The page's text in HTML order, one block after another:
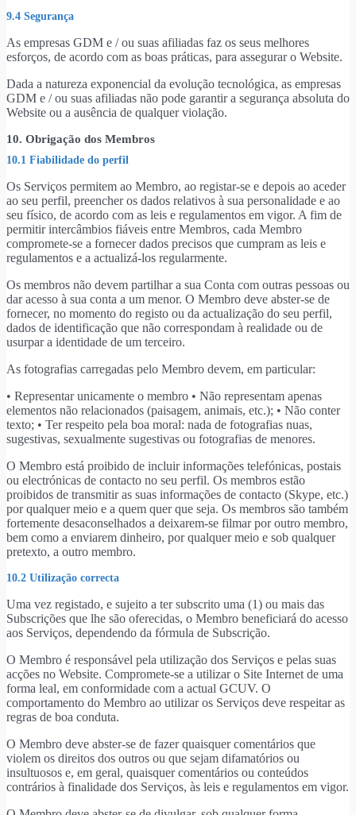
9.4 Segurança
As empresas GDM e / ou suas afiliadas faz os seus melhores
esforços, de acordo com as boas práticas, para assegurar o Website.
Dada a natureza exponencial da evolução tecnológica, as empresas
GDM e / ou suas afiliadas não pode garantir a segurança absoluta do
Website ou a ausência de qualquer violação.
10. Obrigação dos Membros
10.1 Fiabilidade do perfil
Os Serviços permitem ao Membro, ao registar-se e depois ao aceder
ao seu perfil, preencher os dados relativos à sua personalidade e ao
seu físico, de acordo com as leis e regulamentos em vigor. A fim de
permitir intercâmbios fiáveis entre Membros, cada Membro
compromete-se a fornecer dados precisos que cumpram as leis e
regulamentos e a actualizá-los regularmente.
Os membros não devem partilhar a sua Conta com outras pessoas ou
dar acesso à sua conta a um menor. O Membro deve abster-se de
fornecer, no momento do registo ou da actualização do seu perfil,
dados de identificação que não correspondam à realidade ou de
usurpar a identidade de um terceiro.
As fotografias carregadas pelo Membro devem, em particular:
• Representar unicamente o membro • Não representam apenas
elementos não relacionados (paisagem, animais, etc.); • Não conter
texto; • Ter respeito pela boa moral: nada de fotografias nuas,
sugestivas, sexualmente sugestivas ou fotografias de menores.
O Membro está proibido de incluir informações telefónicas, postais
ou electrónicas de contacto no seu perfil. Os membros estão
proibidos de transmitir as suas informações de contacto (Skype, etc.)
por qualquer meio e a quem quer que seja. Os membros são também
fortemente desaconselhados a deixarem-se filmar por outro membro,
bem como a enviarem dinheiro, por qualquer meio e sob qualquer
pretexto, a outro membro.
10.2 Utilização correcta
Uma vez registado, e sujeito a ter subscrito uma (1) ou mais das
Subscrições que lhe são oferecidas, o Membro beneficiará do acesso
aos Serviços, dependendo da fórmula de Subscrição.
O Membro é responsável pela utilização dos Serviços e pelas suas
acções no Website. Compromete-se a utilizar o Site Internet de uma
forma leal, em conformidade com a actual GCUV. O
comportamento do Membro ao utilizar os Serviços deve respeitar as
regras de boa conduta.
O Membro deve abster-se de fazer quaisquer comentários que
violem os direitos dos outros ou que sejam difamatórios ou
insultuosos e, em geral, quaisquer comentários ou conteúdos
contrários à finalidade dos Serviços, às leis e regulamentos em vigor.